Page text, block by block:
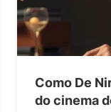
Como De
do cinema